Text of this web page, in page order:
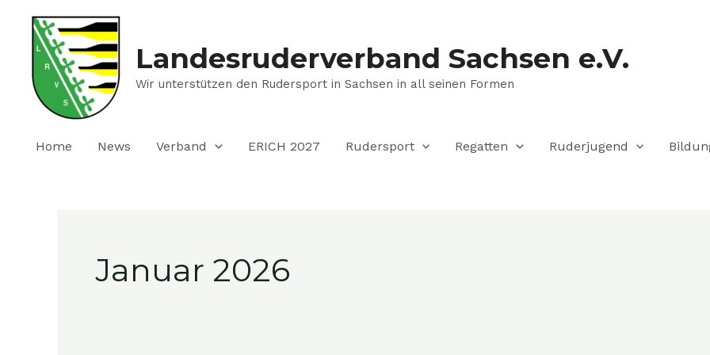
Inhalt
springen
Landesruderverband Sachsen e.V.
Wir unterstützen den Rudersport in Sachsen in all seinen Formen
Home News Verband ERICH 2027 Rudersport Regatten Ruderjugend
Januar 2026